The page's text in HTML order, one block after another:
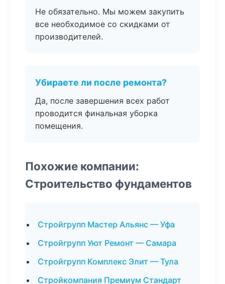
Не обязательно. Мы можем закупить
все необходимое со скидками от
производителей.
Убираете ли после ремонта?
Да, после завершения всех работ
проводится финальная уборка
помещения.
Похожие компании:
Строительство фундаментов
Стройгрупп Мастер Альянс — Уфа
Стройгрупп Уют Ремонт — Самара
Стройгрупп Комплекс Элит — Тула
Стройкомпания Премиум Стандарт